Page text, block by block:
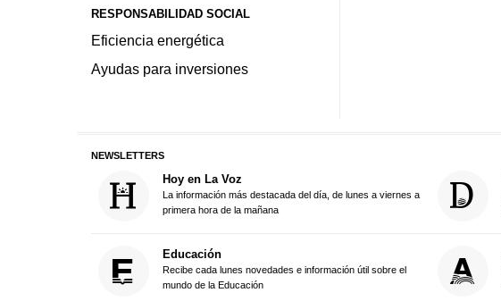
RESPONSABILIDAD SOCIAL
Eficiencia energética
Ayudas para inversiones
NEWSLETTERS
Hoy en La Voz
La información más destacada del día, de lunes a viernes a
primera hora de la mañana
Educación
Recibe cada lunes novedades e información útil sobre el
mundo de la Educación